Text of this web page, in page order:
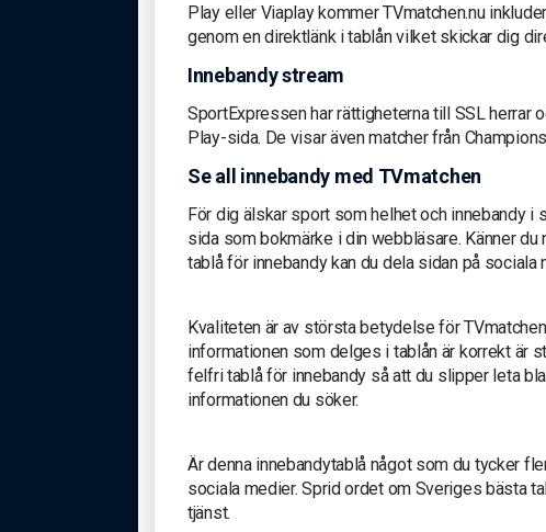
Play eller Viaplay kommer TVmatchen.nu
genom en direktlänk i tablån vilket skickar dig
Innebandy stream
SportExpressen har rättigheterna till SSL herrar
Play-sida. De visar även matcher från
Se all innebandy med TVmatchen
För dig älskar sport som helhet och innebandy i
sida som bokmärke i din webbläsare. Känner
tablå för innebandy kan du dela sidan på sociala
Kvaliteten är av största betydelse för
informationen som delges i tablån är korrekt är
felfri tablå för innebandy så att du slipper leta
informationen du söker.
Är denna innebandytablå något som du tycker
sociala medier. Sprid ordet om Sveriges bästa
tjänst.